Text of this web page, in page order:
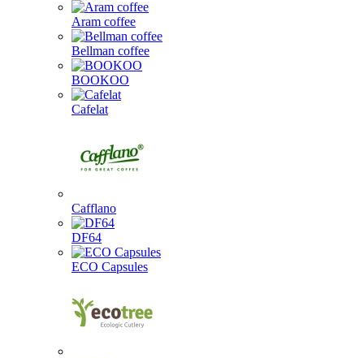
Aram coffee
Bellman coffee
BOOKOO
Cafelat
Cafflano
DF64
ECO Capsules